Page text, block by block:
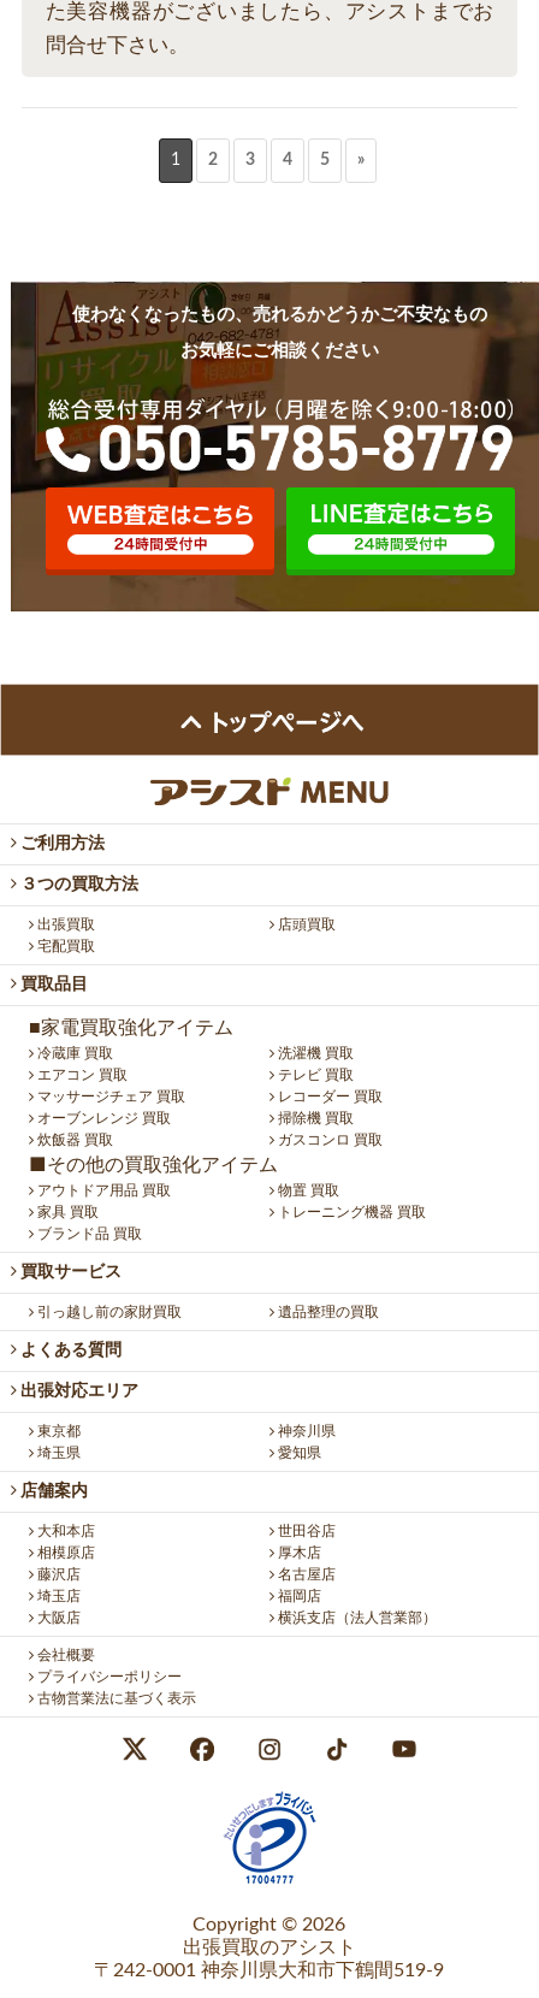
た美容機器がございましたら、アシストまでお
問合せ下さい。
1 2 3 4 5 »
使わなくなったもの、売れるかどうかご不安なもの
お気軽にご相談ください
ご利用方法
３つの買取方法
出張買取
店頭買取
宅配買取
買取品目
■家電買取強化アイテム
冷蔵庫 買取
洗濯機 買取
エアコン 買取
テレビ 買取
マッサージチェア 買取
レコーダー 買取
オーブンレンジ 買取
掃除機 買取
炊飯器 買取
ガスコンロ 買取
■その他の買取強化アイテム
アウトドア用品 買取
物置 買取
家具 買取
トレーニング機器 買取
ブランド品 買取
買取サービス
引っ越し前の家財買取 遺品整理の買取
よくある質問
出張対応エリア
東京都
神奈川県
埼玉県
愛知県
店舗案内
大和本店
世田谷店
相模原店
厚木店
藤沢店
名古屋店
埼玉店
福岡店
大阪店
横浜支店（法人営業部）
会社概要
プライバシーポリシー
古物営業法に基づく表示
Copyright © 2026
出張買取のアシスト
〒242-0001 神奈川県大和市下鶴間519-9